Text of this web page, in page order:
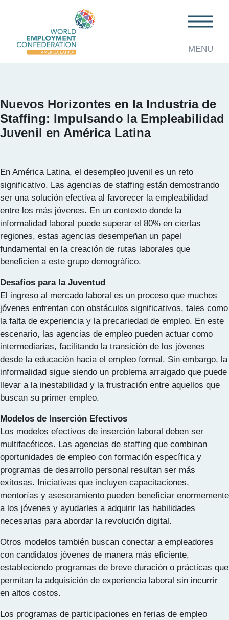
MENU
Nuevos Horizontes en la Industria de
Staffing: Impulsando la Empleabilidad
Juvenil en América Latina
En América Latina, el desempleo juvenil es un reto
significativo. Las agencias de staffing están demostrando
ser una solución efectiva al favorecer la empleabilidad
entre los más jóvenes. En un contexto donde la
informalidad laboral puede superar el 80% en ciertas
regiones, estas agencias desempeñan un papel
fundamental en la creación de rutas laborales que
beneficien a este grupo demográfico.
Desafíos para la Juventud
El ingreso al mercado laboral es un proceso que muchos
jóvenes enfrentan con obstáculos significativos, tales como
la falta de experiencia y la precariedad de empleo. En este
escenario, las agencias de empleo pueden actuar como
intermediarias, facilitando la transición de los jóvenes
desde la educación hacia el empleo formal. Sin embargo, la
informalidad sigue siendo un problema arraigado que puede
llevar a la inestabilidad y la frustración entre aquellos que
buscan su primer empleo.
Modelos de Inserción Efectivos
Los modelos efectivos de inserción laboral deben ser
multifacéticos. Las agencias de staffing que combinan
oportunidades de empleo con formación específica y
programas de desarrollo personal resultan ser más
exitosas. Iniciativas que incluyen capacitaciones,
mentorías y asesoramiento pueden beneficiar enormemente
a los jóvenes y ayudarles a adquirir las habilidades
necesarias para abordar la revolución digital.
Otros modelos también buscan conectar a empleadores
con candidatos jóvenes de manera más eficiente,
estableciendo programas de breve duración o prácticas que
permitan la adquisición de experiencia laboral sin incurrir
en altos costos.
Los programas de participaciones en ferias de empleo